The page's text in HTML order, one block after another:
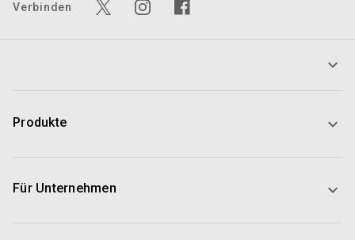
Verbinden
Produkte
Für Unternehmen